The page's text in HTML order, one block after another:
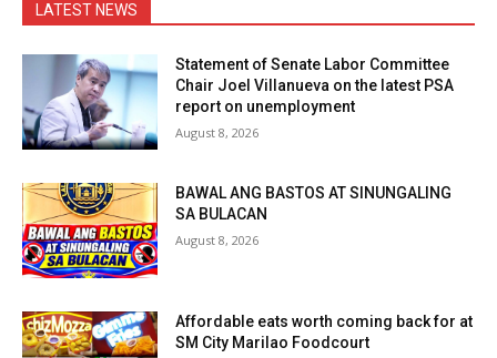
LATEST NEWS
Statement of Senate Labor Committee
Chair Joel Villanueva on the latest PSA
report on unemployment
August 8, 2026
BAWAL ANG BASTOS AT SINUNGALING
SA BULACAN
August 8, 2026
Affordable eats worth coming back for at
SM City Marilao Foodcourt